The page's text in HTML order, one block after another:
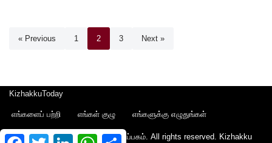
« Previous 1 2 3 Next »
KizhakkuToday
எங்களைப் பற்றி எங்கள் குழு எங்களுக்கு எழுதுங்கள்
Copyright © 2022 - கிழக்கு பதிப்பகம். All rights reserved. Kizhakku
FacebookTwitter LinkedInWhatsAppShare